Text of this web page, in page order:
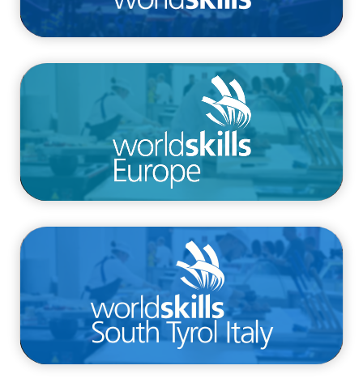
/competizioni/euroskills
/competizioni/competizione-provinciale